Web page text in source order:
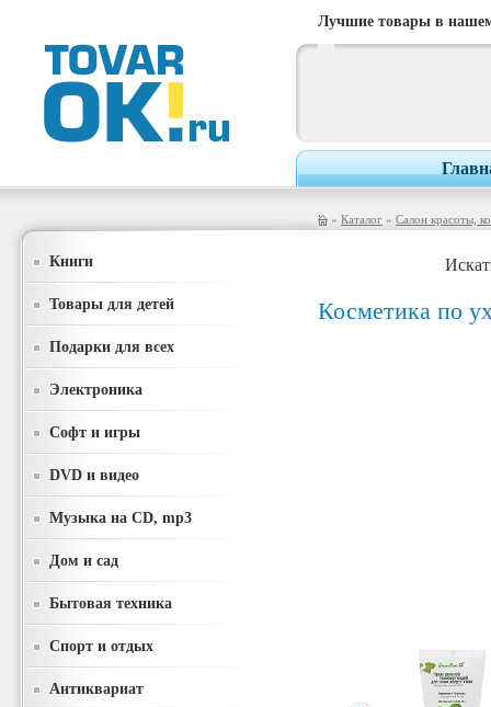
Лучшие товары в
» Каталог » Салон красоты,
Книги
Товары для детей
Подарки для всех
Электроника
Софт и игры
DVD и видео
Музыка на CD, mp3
Дом и сад
Бытовая техника
Спорт и отдых
Антиквариат
Косметика по